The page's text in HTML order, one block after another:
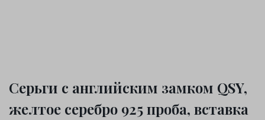
Серьги с английским замком QSY,
желтое серебро 925 проба, вставка